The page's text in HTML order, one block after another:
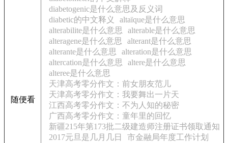
随便看
diabetogenic是什么意思及反义词
diabetic的中文释义
altaïque是什么意思
alterabilite是什么意思
alterable是什么意思
alteragene是什么意思
alterant是什么意思
alterante是什么意思
alteration是什么意思
altercation是什么意思
altere是什么意思
alteree是什么意思
天津高考零分作文：前女朋友范儿
天津高考零分作文：我要舞出一片天
江西高考零分作文：不为人知的秘密
广西高考零分作文：童年里的回忆
新疆215年第173批二级建造师注册证书领取通知
2017元旦是几月几日
市金融局年度工作计划